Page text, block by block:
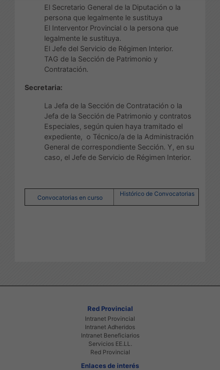
El Secretario General de la Diputación o la
persona que legalmente le sustituya
El Interventor Provincial o la persona que
legalmente le sustituya.
El Jefe del Servicio de Régimen Interior.
TAG de la Sección de Patrimonio y
Contratación.
Secretaria:
La Jefa de la Sección de Contratación o la
Jefa de la Sección de Patrimonio y contratos
Especiales, según quien haya tramitado el
expediente, o Técnico/a de la Administración
General de correspondiente Sección. Y, en su
caso, el Jefe de Servicio de Régimen Interior.
Convocatorias en curso
Histórico de Convocatorias
Red Provincial
Intranet Provincial
Intranet Adheridos
Intranet Beneficiarios
Servicios EE.LL.
Red Provincial
Enlaces de interés